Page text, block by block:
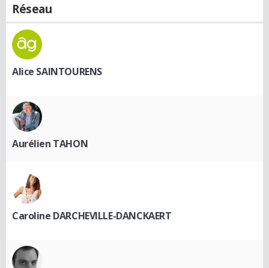
Réseau
Alice SAINTOURENS
Aurélien TAHON
Caroline DARCHEVILLE-DANCKAERT